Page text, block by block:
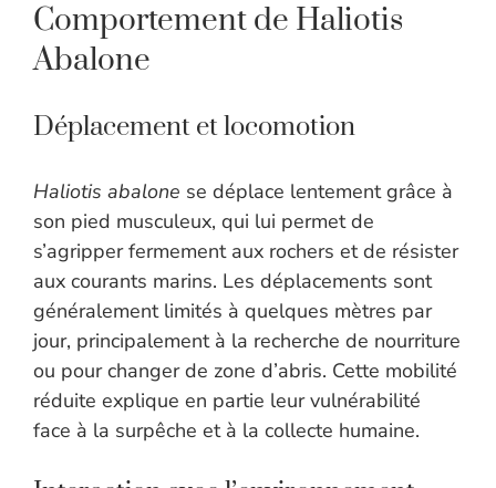
Comportement de Haliotis
Abalone
Déplacement et locomotion
Haliotis abalone se déplace lentement grâce à
son pied musculeux, qui lui permet de
s’agripper fermement aux rochers et de résister
aux courants marins. Les déplacements sont
généralement limités à quelques mètres par
jour, principalement à la recherche de nourriture
ou pour changer de zone d’abris. Cette mobilité
réduite explique en partie leur vulnérabilité
face à la surpêche et à la collecte humaine.